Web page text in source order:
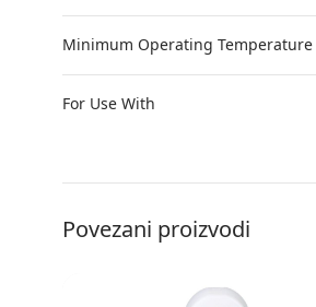
Minimum Operating Temperature
For Use With
Povezani proizvodi